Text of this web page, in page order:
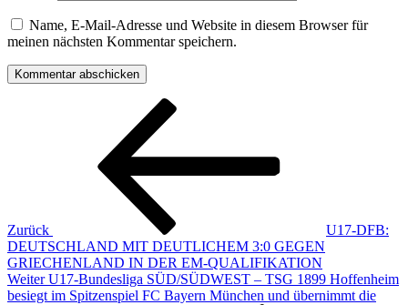
Name, E-Mail-Adresse und Website in diesem Browser für
meinen nächsten Kommentar speichern.
Beitragsnavigation
Zurück
U17-DFB:
DEUTSCHLAND MIT DEUTLICHEM 3:0 GEGEN
GRIECHENLAND IN DER EM-QUALIFIKATION
Nächster
Beitrag
Weiter U17-Bundesliga SÜD/SÜDWEST – TSG 1899 Hoffenheim
besiegt im Spitzenspiel FC Bayern München und übernimmt die